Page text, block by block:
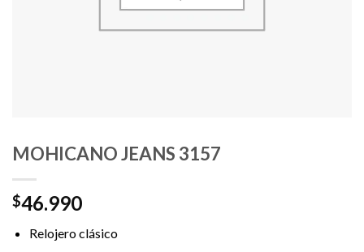
MOHICANO JEANS 3157
$46.990
Relojero clásico